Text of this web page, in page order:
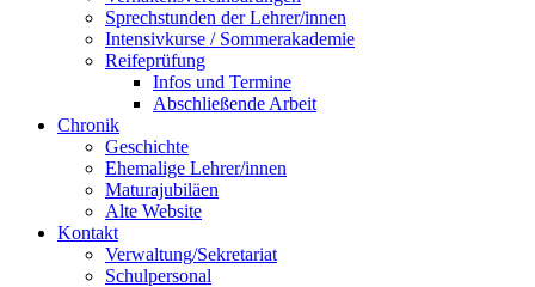
Sprechstunden der Lehrer/innen
Intensivkurse / Sommerakademie
Reifeprüfung
Infos und Termine
Abschließende Arbeit
Chronik
Geschichte
Ehemalige Lehrer/innen
Maturajubiläen
Alte Website
Kontakt
Verwaltung/Sekretariat
Schulpersonal